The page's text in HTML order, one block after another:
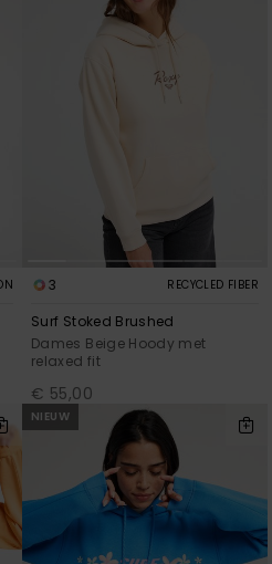
3 RECYCLED FIBER
Surf Stoked Brushed
Dames Beige Hoody met
relaxed fit
€ 55,00
NIEUW